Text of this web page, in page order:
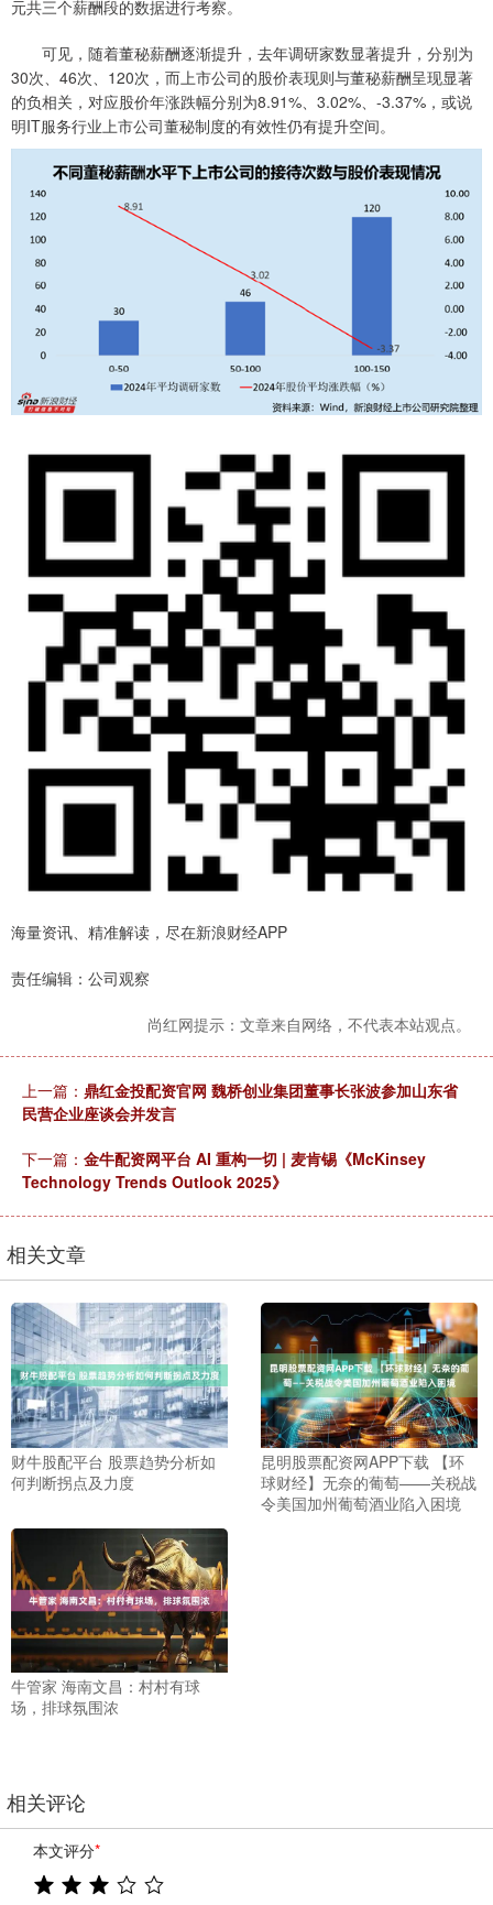
元共三个薪酬段的数据进行考察。
可见，随着董秘薪酬逐渐提升，去年调研家数显著提升，分别为
30次、46次、120次，而上市公司的股价表现则与董秘薪酬呈现显著
的负相关，对应股价年涨跌幅分别为8.91%、3.02%、-3.37%，或说
明IT服务行业上市公司董秘制度的有效性仍有提升空间。
海量资讯、精准解读，尽在新浪财经APP
责任编辑：公司观察
尚红网提示：文章来自网络，不代表本站观点。
上一篇： 鼎红金投配资官网 魏桥创业集团董事长张波参加山东省
民营企业座谈会并发言
下一篇： 金牛配资网平台 AI 重构一切 | 麦肯锡《McKinsey
Technology Trends Outlook 2025》
相关文章
财牛股配平台 股票趋势分析如
何判断拐点及力度
昆明股票配资网APP下载 【环
球财经】无奈的葡萄——关税战
令美国加州葡萄酒业陷入困境
牛管家 海南文昌：村村有球
场，排球氛围浓
相关评论
本文评分*